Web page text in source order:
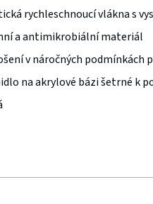
rychleschnoucí vlákna s
a antimikrobiální materiál
v náročných podmínkách
na akrylové bázi šetrné k